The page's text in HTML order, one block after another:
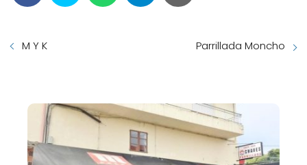
M Y K Parrillada Moncho